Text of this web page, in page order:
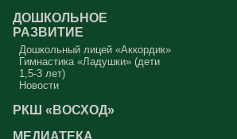
ДОШКОЛЬНОЕ
РАЗВИТИЕ
Дошкольный лицей «Аккордик»
Гимнастика «Ладушки» (дети
1,5-3 лет)
Новости
РКШ «ВОСХОД»
МЕДИАТЕКА